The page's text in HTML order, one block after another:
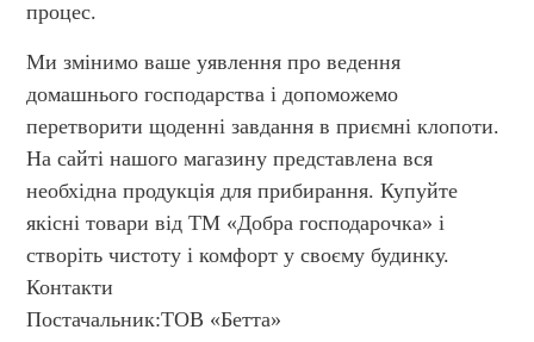
процес.
Ми змінимо ваше уявлення про ведення
домашнього господарства і допоможемо
перетворити щоденні завдання в приємні клопоти.
На сайті нашого магазину представлена вся
необхідна продукція для прибирання. Купуйте
якісні товари від ТМ «Добра господарочка» і
створіть чистоту і комфорт у своєму будинку.
Контакти
Постачальник:ТОВ «Бетта»